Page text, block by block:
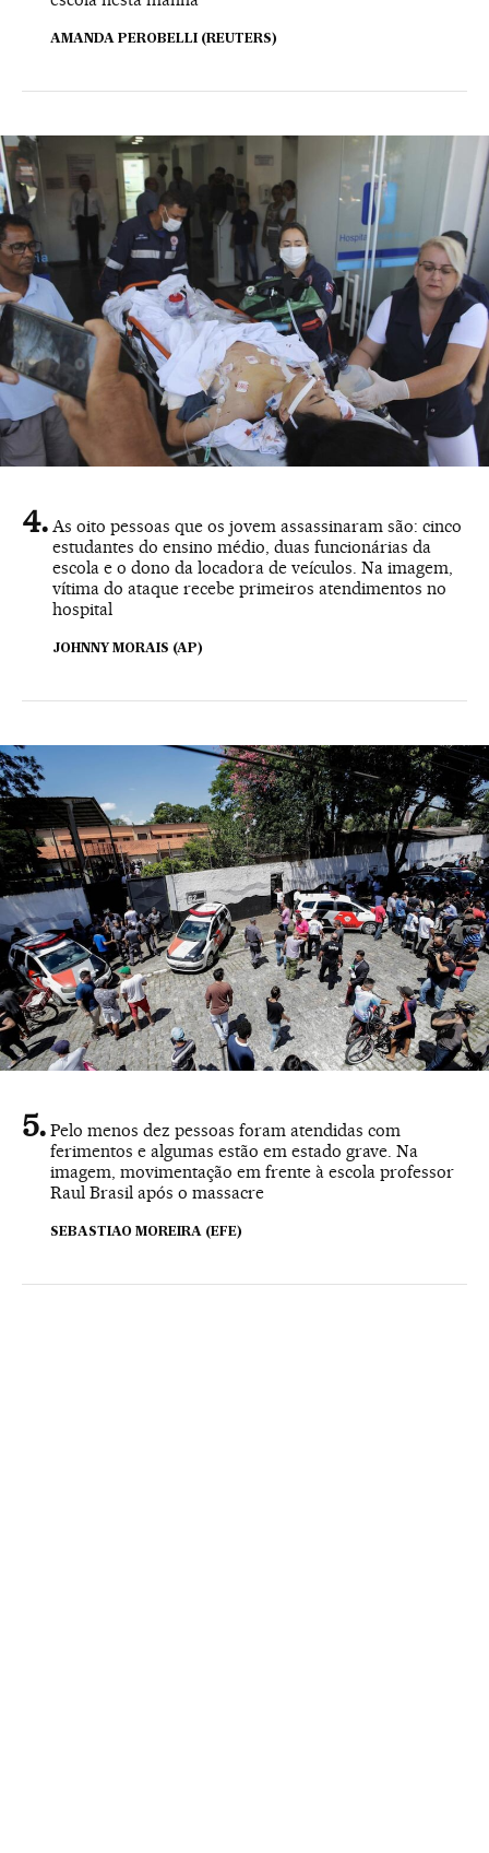
AMANDA PEROBELLI (REUTERS)
As oito pessoas que os jovem assassinaram são: cinco
estudantes do ensino médio, duas funcionárias da
escola e o dono da locadora de veículos. Na imagem,
vítima do ataque recebe primeiros atendimentos no
hospital
JOHNNY MORAIS (AP)
Pelo menos dez pessoas foram atendidas com
ferimentos e algumas estão em estado grave. Na
imagem, movimentação em frente à escola professor
Raul Brasil após o massacre
SEBASTIAO MOREIRA (EFE)